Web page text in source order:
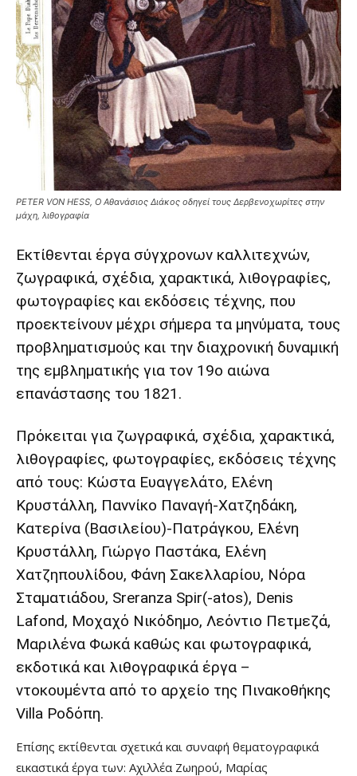
PETER VON HESS, Ο Αθανάσιος Διάκος οδηγεί τους Δερβενοχωρίτες στην
μάχη, λιθογραφία
Εκτίθενται έργα σύγχρονων καλλιτεχνών,
ζωγραφικά, σχέδια, χαρακτικά, λιθογραφίες,
φωτογραφίες και εκδόσεις τέχνης, που
προεκτείνουν μέχρι σήμερα τα μηνύματα, τους
προβληματισμούς και την διαχρονική δυναμική
της εμβληματικής για τον 19ο αιώνα
επανάστασης του 1821.
Πρόκειται για ζωγραφικά, σχέδια, χαρακτικά,
λιθογραφίες, φωτογραφίες, εκδόσεις τέχνης
από τους: Κώστα Ευαγγελάτο, Ελένη
Κρυστάλλη, Παννίκο Παναγή-Χατζηδάκη,
Κατερίνα (Βασιλείου)-Πατράγκου, Ελένη
Κρυστάλλη, Γιώργο Παστάκα, Ελένη
Χατζηπουλίδου, Φάνη Σακελλαρίου, Νόρα
Σταματιάδου, Sreranza Spir(-atos), Denis
Lafond, Μοχαχό Νικόδημο, Λεόντιο Πετμεζά,
Μαριλένα Φωκά καθώς και φωτογραφικά,
εκδοτικά και λιθογραφικά έργα –
ντοκουμέντα από το αρχείο της Πινακοθήκης
Villa Ροδόπη.
Επίσης εκτίθενται σχετικά και συναφή θεματογραφικά
εικαστικά έργα των: Αχιλλέα Ζωηρού, Μαρίας